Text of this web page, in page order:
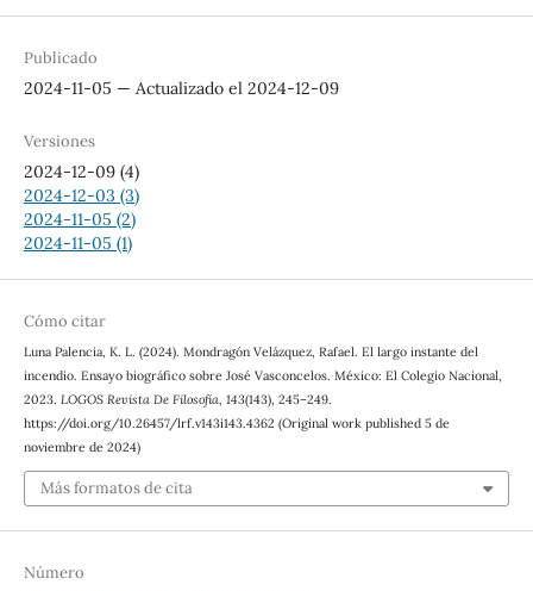
Publicado
2024-11-05 — Actualizado el 2024-12-09
Versiones
2024-12-09 (4)
2024-12-03 (3)
2024-11-05 (2)
2024-11-05 (1)
Cómo citar
Luna Palencia, K. L. (2024). Mondragón Velázquez, Rafael. El largo instante del
incendio. Ensayo biográfico sobre José Vasconcelos. México: El Colegio Nacional,
2023. LOGOS Revista De Filosofía, 143(143), 245–249.
https://doi.org/10.26457/lrf.v143i143.4362 (Original work published 5 de
noviembre de 2024)
Más formatos de cita
Número